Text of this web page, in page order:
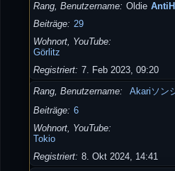
Rang, Benutzername Oldie
Beiträge 29
Wohnort, YouTube
Görlitz
Registriert 7. Feb 2023, 09:20
Rang, Benutzername
Akariソン
Beiträge 6
Wohnort, YouTube
Tokio
Registriert 8. Okt 2024, 14:41